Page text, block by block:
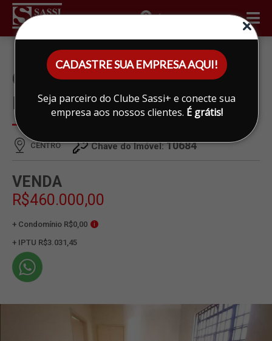
CADASTRE SUA EMPRESA AQUI!
Seja parceiro do Clube Sassi+ e conecte sua
empresa aos nossos clientes. É grátis!
ÁREA DO CLIENTE
CASA À VENDA EM CENTRO,
LIMEIRA
CENTRO Chave do Imóvel:10684
VENDA
R$460.000,00
+ Condomínio R$0,00 i
+ IPTU R$3.031,45